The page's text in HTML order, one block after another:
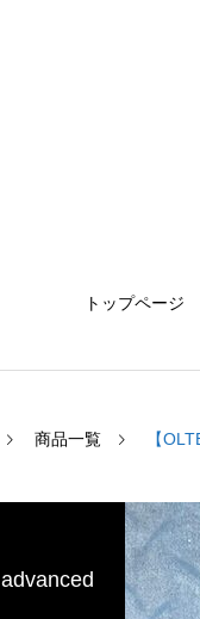
トップページ
商品一覧 【
advanced